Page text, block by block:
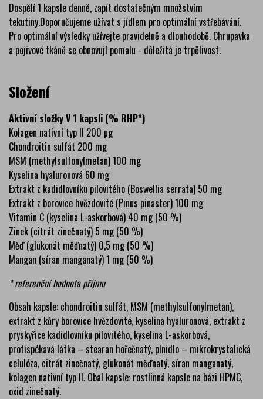
Dospělí 1 kapsle denně, zapít dostatečným množstvím
tekutiny.Doporučujeme užívat s jídlem pro optimální vstřebávání.
Pro optimální výsledky užívejte pravidelně a dlouhodobě. Chrupavka
a pojivové tkáně se obnovují pomalu - důležitá je trpělivost.
Složení
Aktivní složky V 1 kapsli (% RHP*)
Kolagen nativní typ II 200 µg
Chondroitin sulfát 200 mg
MSM (methylsulfonylmetan) 100 mg
Kyselina hyaluronová 60 mg
Extrakt z kadidlovníku pilovitého (Boswellia serrata) 50 mg
Extrakt z borovice hvězdovité (Pinus pinaster) 100 mg
Vitamin C (kyselina L-askorbová) 40 mg (50 %)
Zinek (citrát zinečnatý) 5 mg (50 %)
Měď (glukonát měďnatý) 0,5 mg (50 %)
Mangan (síran manganatý) 1 mg (50 %)
* referenční hodnota příjmu
Obsah kapsle: chondroitin sulfát, MSM (methylsulfonylmetan),
extrakt z kůry borovice hvězdovité, kyselina hyaluronová, extrakt z
pryskyřice kadidlovníku pilovitého, kyselina L-askorbová,
protispékavá látka – stearan hořečnatý, plnidlo – mikrokrystalická
celulóza, citrát zinečnatý, glukonát měďnatý, síran manganatý,
kolagen nativní typ II. Obal kapsle: rostlinná kapsle na bázi HPMC,
oxid zinečnatý.